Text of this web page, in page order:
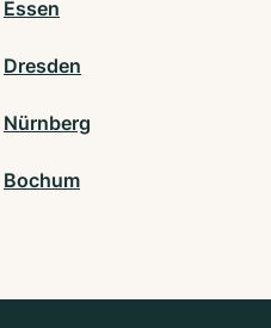
Essen
Dresden
Nürnberg
Bochum